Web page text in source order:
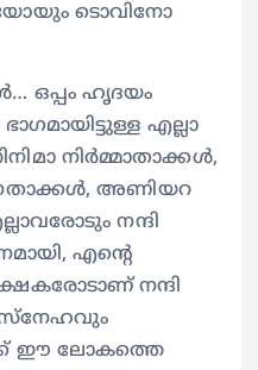
ടൊവിനോ
ഒപ്പം ഹൃദയം
എല്ലാ
നിർമ്മാതാക്കൾ,
അണിയറ
നന്ദി
എൻ്റെ
നന്ദി
സ്നേഹവും
ഈ ലോകത്തെ